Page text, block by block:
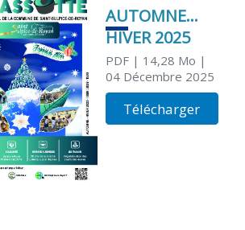
AUTOMNE
HIVER 2025
PDF| 14,28 Mo |
04 Décembre 2025
Télécharger